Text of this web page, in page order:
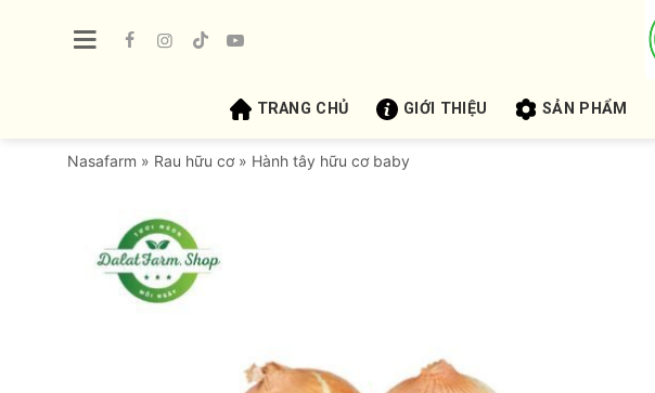
TRANG CHỦ GIỚI THIỆU SẢN PHẨM
Nasafarm » Rau hữu cơ» Hành tây hữu cơ baby